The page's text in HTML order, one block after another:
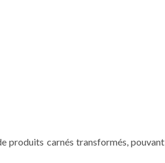
produits carnés transformés, pouvant